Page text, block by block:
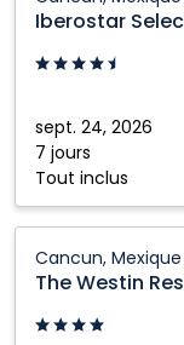
Iberostar
sept. 24, 2026
7 jours
Tout inclus
Selection
Riviera
Cancun:
Mexique
Cancun, Mexique
The Westin
Westin
Resort
and